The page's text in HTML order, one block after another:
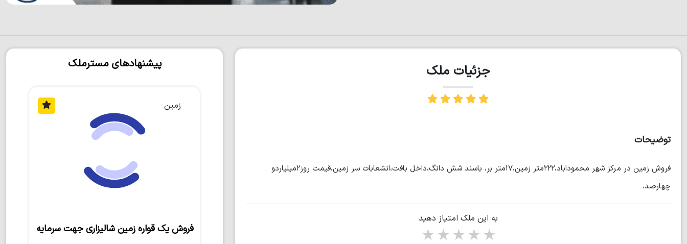
جزئیات ملک
توضیحات
فروش زمین در مرکز شهر محموداباد،۲۲۲متر زمین،۱۷متر بر، باسند شش دانگ،داخل بافت،انشعابات سر زمین،قیمت روز۲میلیاردو
چهارصد،
به این ملک امتیاز دهید
5 stars
4 stars
3 stars
2 stars
پیشنهادهای مسترملک
زمین
فروش یک قواره زمین شالیزاری جهت سرمایه‌